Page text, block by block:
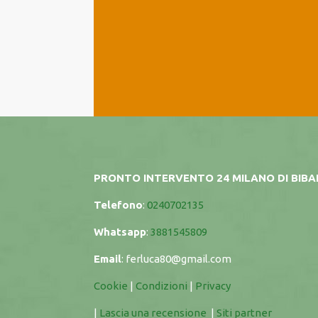
PRONTO INTERVENTO 24 MILANO DI
Telefono:0240702135
Whatsapp:3881545809
Email: ferluca80@gmail.com
Cookie |Condizioni | Privacy
| Lascia una recensione |Siti partner